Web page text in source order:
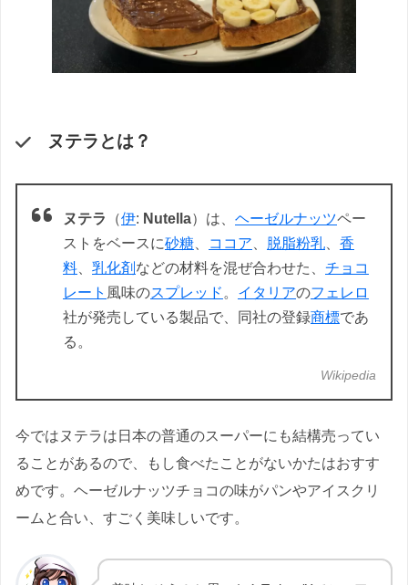
ヌテラとは？
ヌテラ （伊: Nutella）は、 ヘーゼルナッツペー
ストをベースに砂糖 ココア 脱脂粉乳
香
料
乳化剤 などの材料を混ぜ合わせた、 チョコ
レート 風味のスプレッド 。 イタリアのフェレロ
社が発売している製品で、同社の登録商標であ
る。
Wikipedia
今ではヌテラは日本の普通のスーパーにも結構売ってい
ることがあるので、もし食べたことがないかたはおすす
めです。ヘーゼルナッツチョコの味がパンやアイスクリ
ームと合い、すごく美味しいです。